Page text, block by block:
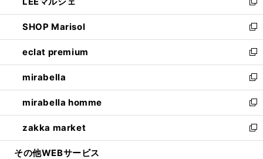
開
く
ド
ウ
で
開
く
ィ
ン
ド
ウ
で
開
く
い
ウ
ィ
ン
ド
ウ
で
開
く
新
し
い
ウ
ィ
ン
ド
ウ
で
開
く
SHOP Marisol
新
し
い
ウ
ィ
ン
ド
ウ
で
開
eclat premium
新
し
い
ウ
ィ
ン
ド
ウ
mirabella
新
し
い
ウ
ィ
ン
mirabella homme
新
し
い
ウ
zakka market
新
し
その他WEBサービス